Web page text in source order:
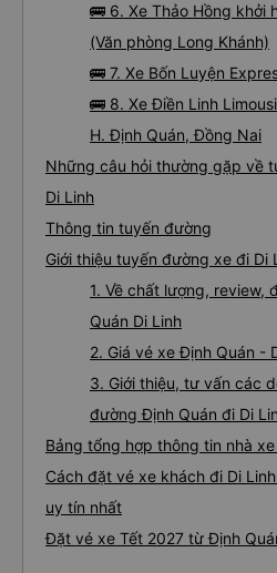
🚌 6. Xe Thảo Hồng khởi
(Văn phòng Long Khánh)
🚌 7. Xe Bốn Luyện
🚌 8. Xe Điền Linh
H. Định Quán, Đồng Nai
Những câu hỏi thường gặp về
Di Linh
Thông tin tuyến đường
Giới thiệu tuyến đường xe đi Di
1. Về chất lượng, review,
Quán Di Linh
2. Giá vé xe Định Quán -
3. Giới thiệu, tư vấn các
đường Định Quán đi Di
Bảng tổng hợp thông tin nhà
Cách đặt vé xe khách đi Di
uy tín nhất
Đặt vé xe Tết 2027 từ Định